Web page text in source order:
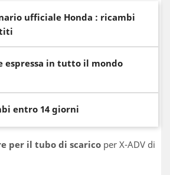
ufficiale Honda : ricambi
espressa in tutto il mondo
entro 14 giorni
per il tubo di scarico per X-ADV di